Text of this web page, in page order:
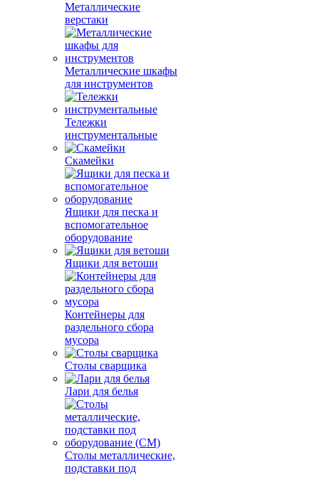
Металлические
верстаки
Металлические шкафы
для инструментов
Тележки
инструментальные
Скамейки
Ящики для песка и
вспомогательное
оборудование
Ящики для ветоши
Контейнеры для
раздельного сбора
мусора
Столы сварщика
Лари для белья
Столы металлические,
подставки под